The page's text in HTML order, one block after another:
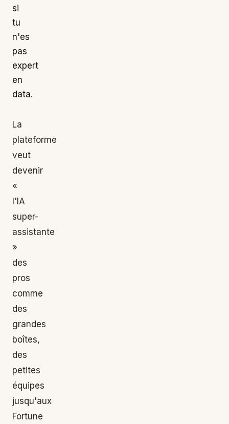
si
tu
n'es
pas
expert
en
data.
La
plateforme
veut
devenir
«
l'IA
super-
assistante
»
des
pros
comme
des
grandes
boîtes,
des
petites
équipes
jusqu'aux
Fortune